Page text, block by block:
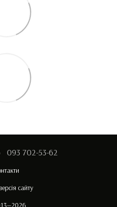
093 702-53-62
сайту